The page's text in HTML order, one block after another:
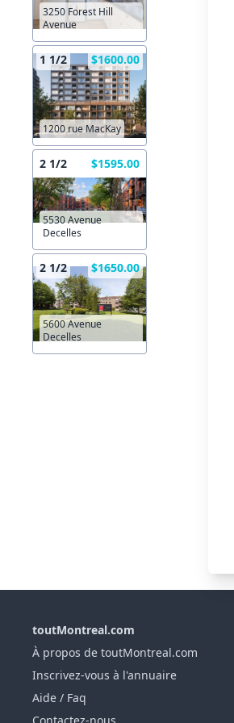
3250 Forest Hill
Avenue
1 1/2 $1600.00
1200 rue MacKay
2 1/2 $1595.00
5530 Avenue
Decelles
2 1/2 $1650.00
5600 Avenue
Decelles
toutMontreal.com
À propos de toutMontreal.com
Inscrivez-vous à l'annuaire
Aide / Faq